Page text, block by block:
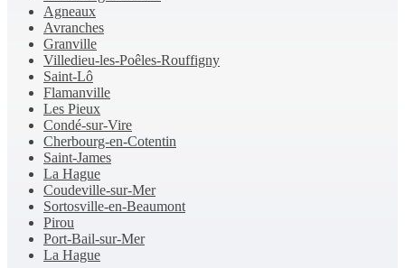
Agneaux
Avranches
Granville
Villedieu-les-Poêles-Rouffigny
Saint-Lô
Flamanville
Les Pieux
Condé-sur-Vire
Cherbourg-en-Cotentin
Saint-James
La Hague
Coudeville-sur-Mer
Sortosville-en-Beaumont
Pirou
Port-Bail-sur-Mer
La Hague